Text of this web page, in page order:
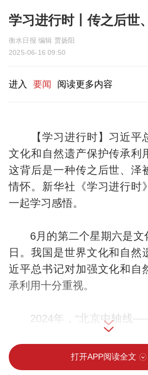
学习进行时丨传之后世
衡水日报 编辑 贾扬阳
2025-06-16 09:50
进入 要闻 阅读更多内容
【学习进行时】习近平
文化和自然遗产保护传承利
这背后是一种传之后世、泽
情怀。新华社《学习进行时
一起学习感悟。
6月的第二个星期六是文
日。我国是世界文化和自然
近平总书记对加强文化和自
承利用十分重视。
2024年，“北京中轴线
城秩序的杰作”和“巴丹吉林沙
群”、“中国黄（渤）海候鸟
期）”成功列入《世界遗产名
打开APP阅读全文